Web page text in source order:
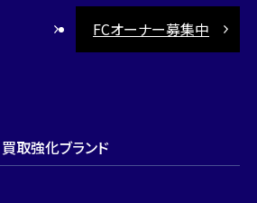
FCオーナー募集中
買取強化ブランド